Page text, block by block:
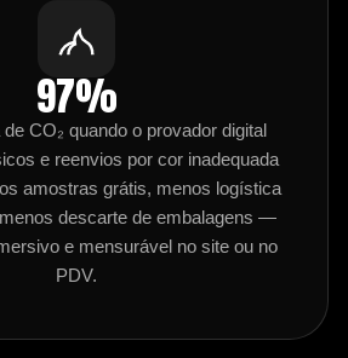
97%
CO₂ quando o provador digital
e reenvios por cor inadequada
amostras grátis, menos logística
descarte de embalagens —
e mensurável no site ou no
PDV.